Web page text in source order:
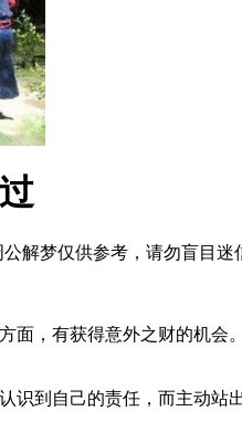
公解梦仅供参考，请勿盲目迷
面，有获得意外之财的机
到自己的责任，而主动站